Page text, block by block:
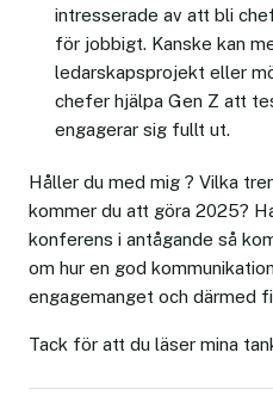
intresserade av att bli
för jobbigt. Kanske kan
ledarskapsprojekt eller
chefer hjälpa Gen Z att
engagerar sig fullt ut.
Håller du med mig ? Vilka
kommer du att göra 2025?
konferens i antågande så
om hur en god
engagemanget och därmed
Tack för att du läser mina